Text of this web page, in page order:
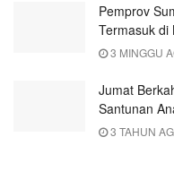
Pemprov
Termasuk di
3 MINGGU
Jumat
Santunan
3 TAHUN